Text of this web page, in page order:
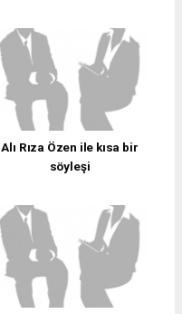
Alı Rıza Özen ile kısa bir
söyleşi